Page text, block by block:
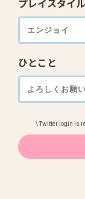
プレイスタイル
ひとこと
\ Twitter login is